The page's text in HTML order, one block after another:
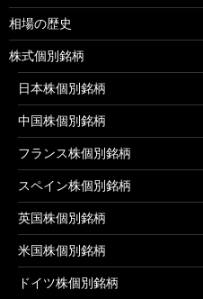
相場の歴史
株式個別銘柄
日本株個別銘柄
中国株個別銘柄
フランス株個別銘柄
スペイン株個別銘柄
英国株個別銘柄
米国株個別銘柄
ドイツ株個別銘柄